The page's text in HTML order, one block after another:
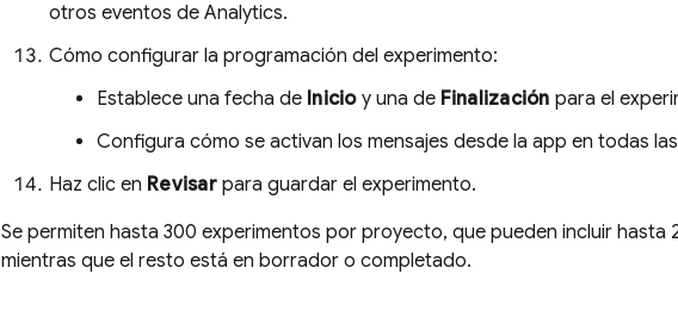
otros eventos de Analytics.
Cómo configurar la programación del experimento:
Establece una fecha de Inicioy una de Finalización para el
Configura cómo se activan los mensajes desde la app en todas
Haz clic en Revisarpara guardar el experimento.
Se permiten hasta 300 experimentos por proyecto, que pueden incluir hasta
mientras que el resto está en borrador o completado.